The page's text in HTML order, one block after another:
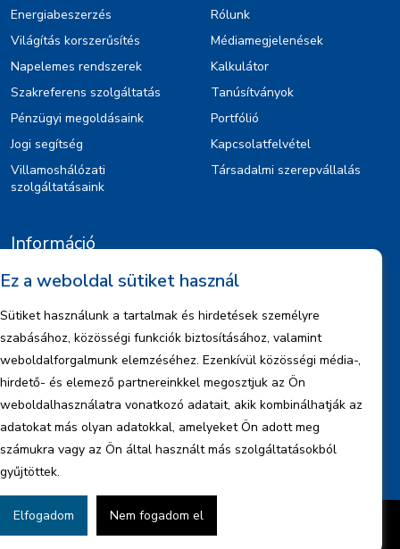
Energiabeszerzés
Világítás korszerűsítés
Napelemes rendszerek
Szakreferens szolgáltatás
Pénzügyi megoldásaink
Jogi segítség
Villamoshálózati
szolgáltatásaink
Rólunk
Médiamegjelenések
Kalkulátor
Tanúsítványok
Portfólió
Kapcsolatfelvétel
Társadalmi szerepvállalás
Információ
Kiajánlók
Jognyilatkozat
Szerzői jogok
Adatkezelési tájékoztató
Céginformáció
Jelentések
Készítette:BonsAI HorizON Kft.
Ez a weboldal sütiket használ
Sütiket használunk a tartalmak és hirdetések személyre
szabásához, közösségi funkciók biztosításához, valamint
weboldalforgalmunk elemzéséhez. Ezenkívül közösségi média-,
hirdető- és elemező partnereinkkel megosztjuk az Ön
weboldalhasználatra vonatkozó adatait, akik kombinálhatják az
adatokat más olyan adatokkal, amelyeket Ön adott meg
számukra vagy az Ön által használt más szolgáltatásokból
gyűjtöttek.
Elfogadom Nem fogadom el